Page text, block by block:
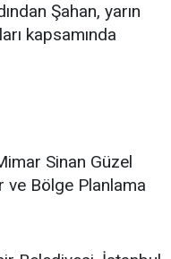
Şahan, yarın
kapsamında
Sinan Güzel
ve Bölge Planlama